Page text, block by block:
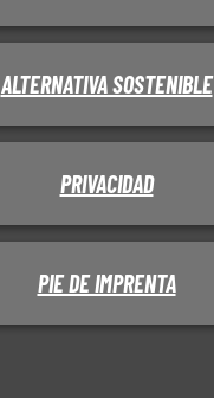
ALTERNATIVA SOSTENIBLE
PRIVACIDAD
PIE DE IMPRENTA